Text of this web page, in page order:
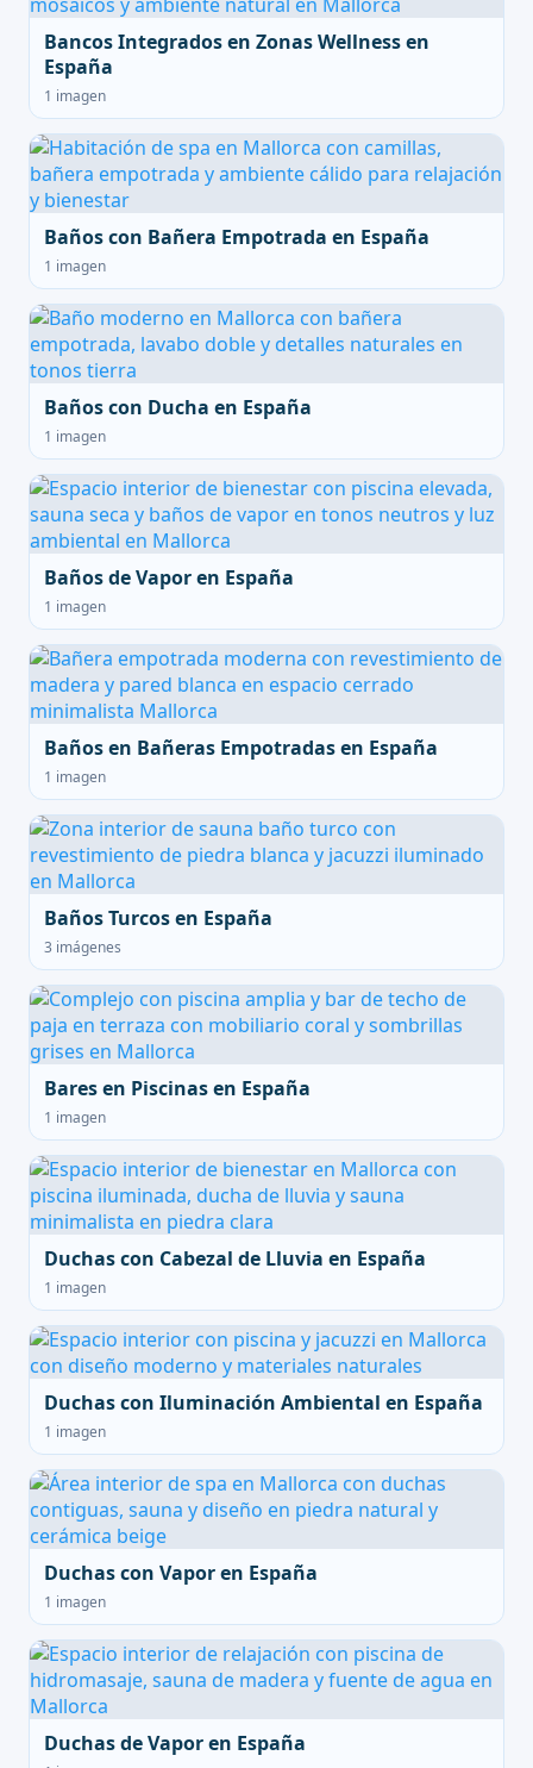
Bancos Integrados en Zonas Wellness en
España
1 imagen
Baños con Bañera Empotrada en España
1 imagen
Baños con Ducha en España
1 imagen
Baños de Vapor en España
1 imagen
Baños en Bañeras Empotradas en España
1 imagen
Baños Turcos en España
3 imágenes
Bares en Piscinas en España
1 imagen
Duchas con Cabezal de Lluvia en España
1 imagen
Duchas con Iluminación Ambiental en España
1 imagen
Duchas con Vapor en España
1 imagen
Duchas de Vapor en España